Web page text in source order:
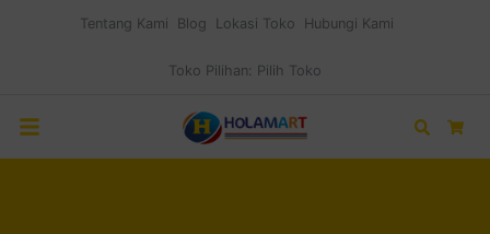
Tentang Kami Blog Lokasi Toko Hubungi Kami
Toko Pilihan: Pilih Toko
Search